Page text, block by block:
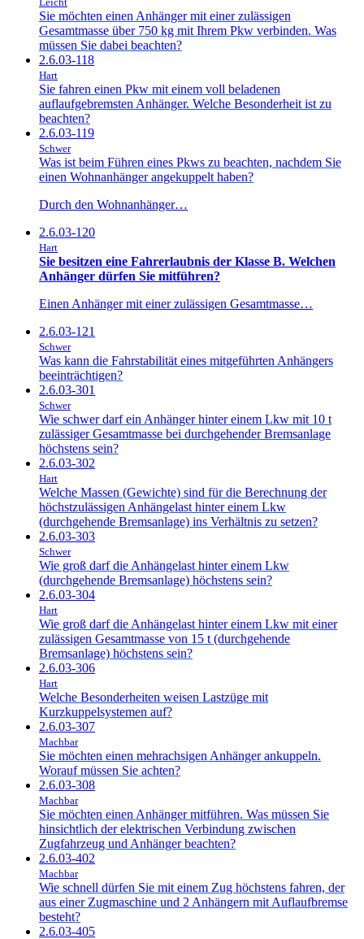
Sie möchten einen Anhänger mit einer zulässigen
Gesamtmasse über 750 kg mit Ihrem Pkw verbinden. Was
müssen Sie dabei beachten?
2.6.03-118
Hart
Sie fahren einen Pkw mit einem voll beladenen
auflaufgebremsten Anhänger. Welche Besonderheit ist zu
beachten?
2.6.03-119
Schwer
Was ist beim Führen eines Pkws zu beachten, nachdem Sie
einen Wohnanhänger angekuppelt haben?
Durch den Wohnanhänger…
2.6.03-120
Hart
Sie besitzen eine Fahrerlaubnis der Klasse B. Welchen
Anhänger dürfen Sie mitführen?
Einen Anhänger mit einer zulässigen Gesamtmasse…
2.6.03-121
Schwer
Was kann die Fahrstabilität eines mitgeführten Anhängers
beeinträchtigen?
2.6.03-301
Schwer
Wie schwer darf ein Anhänger hinter einem Lkw mit 10 t
zulässiger Gesamtmasse bei durchgehender Bremsanlage
höchstens sein?
2.6.03-302
Hart
Welche Massen (Gewichte) sind für die Berechnung der
höchstzulässigen Anhängelast hinter einem Lkw
(durchgehende Bremsanlage) ins Verhältnis zu setzen?
2.6.03-303
Schwer
Wie groß darf die Anhängelast hinter einem Lkw
(durchgehende Bremsanlage) höchstens sein?
2.6.03-304
Hart
Wie groß darf die Anhängelast hinter einem Lkw mit einer
zulässigen Gesamtmasse von 15 t (durchgehende
Bremsanlage) höchstens sein?
2.6.03-306
Hart
Welche Besonderheiten weisen Lastzüge mit
Kurzkuppelsystemen auf?
2.6.03-307
Machbar
Sie möchten einen mehrachsigen Anhänger ankuppeln.
Worauf müssen Sie achten?
2.6.03-308
Machbar
Sie möchten einen Anhänger mitführen. Was müssen Sie
hinsichtlich der elektrischen Verbindung zwischen
Zugfahrzeug und Anhänger beachten?
2.6.03-402
Machbar
Wie schnell dürfen Sie mit einem Zug höchstens fahren, der
aus einer Zugmaschine und 2 Anhängern mit Auflaufbremse
besteht?
2.6.03-405